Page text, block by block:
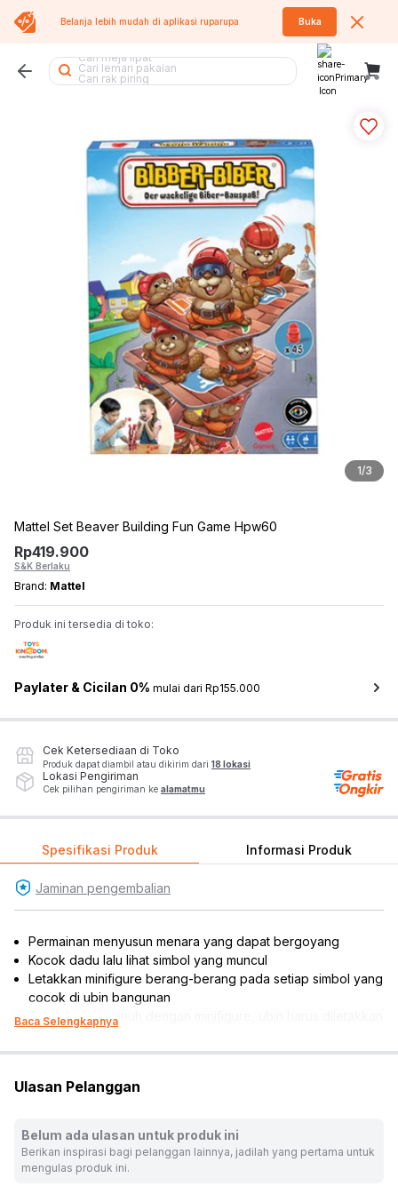
Belanja lebih mudah di aplikasi ruparupa Buka
Cari meja lipat
Cari lemari pakaian
Cari rak piring
Cari meja
Cari rak sepatu
Cari tangga
Cari koper
Cari rak besi
Cari rak buku
Cari meja makan
Cari sofa bed
Cari kipas angin
Cari kipas
Cari sofa
Cari kasur
Cari lemari
1/3
Mattel Set Beaver Building Fun Game Hpw60
Rp419.900
S&K Berlaku
Brand: Mattel
Produk ini tersedia di toko:
Paylater & Cicilan 0% mulai dari Rp155.000
Cek Ketersediaan di Toko
Produk dapat diambil atau dikirim dari 18 lokasi
Lokasi Pengiriman
Cek pilihan pengiriman ke alamatmu
Spesifikasi Produk Informasi Produk
Jaminan pengembalian
Permainan menyusun menara yang dapat bergoyang
Kocok dadu lalu lihat simbol yang muncul
Letakkan minifigure berang-berang pada setiap simbol yang
cocok di ubin bangunan
Setelah ubin penuh dengan minifigure, ubin harus diletakkan
Menara runtuh maka permainan akan berakhir dan kalah
Meningkatkan keterampilan interaktif dan konsentrasi
Cocok dijadikan koleksi atau referensi hadiah
Rekomendasi umur pengguna: 6 tahun ke atas
Rekomendasi gender pengguna: unisex
Baca Selengkapnya
Ulasan Pelanggan
Belum ada ulasan untuk produk ini
Berikan inspirasi bagi pelanggan lainnya, jadilah yang pertama untuk
mengulas produk ini.